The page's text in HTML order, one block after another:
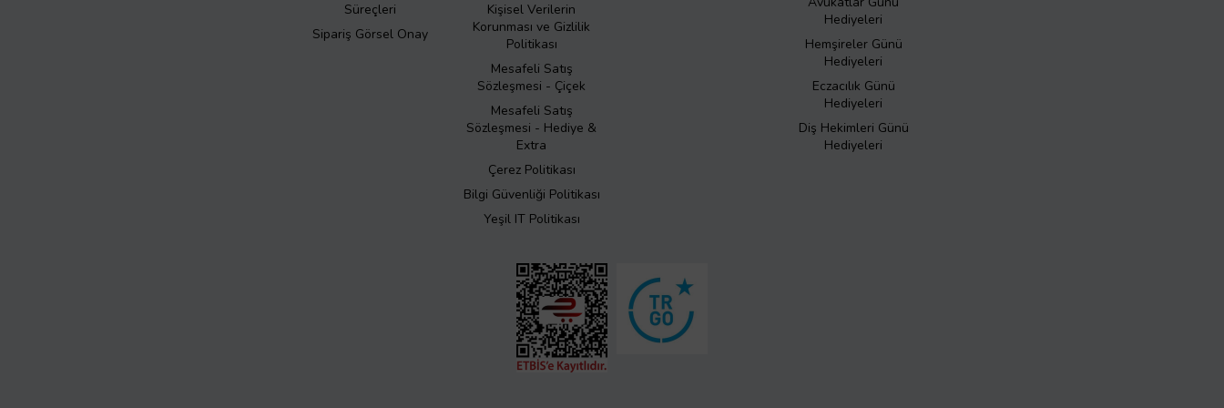
Süreçleri
Sipariş Görsel Onay
Kişisel Verilerin
Korunması ve Gizlilik
Politikası
Mesafeli Satış
Sözleşmesi - Çiçek
Mesafeli Satış
Sözleşmesi - Hediye &
Extra
Çerez Politikası
Bilgi Güvenliği Politikası
Yeşil IT Politikası
Hediyeleri
Hemşireler Günü
Hediyeleri
Eczacılık Günü
Hediyeleri
Diş Hekimleri Günü
Hediyeleri